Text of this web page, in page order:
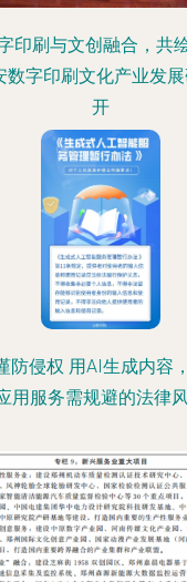
印刷与文创融合，共
字印刷文化产业发
开
防侵权 用AI生成内容
用服务需规避的法律